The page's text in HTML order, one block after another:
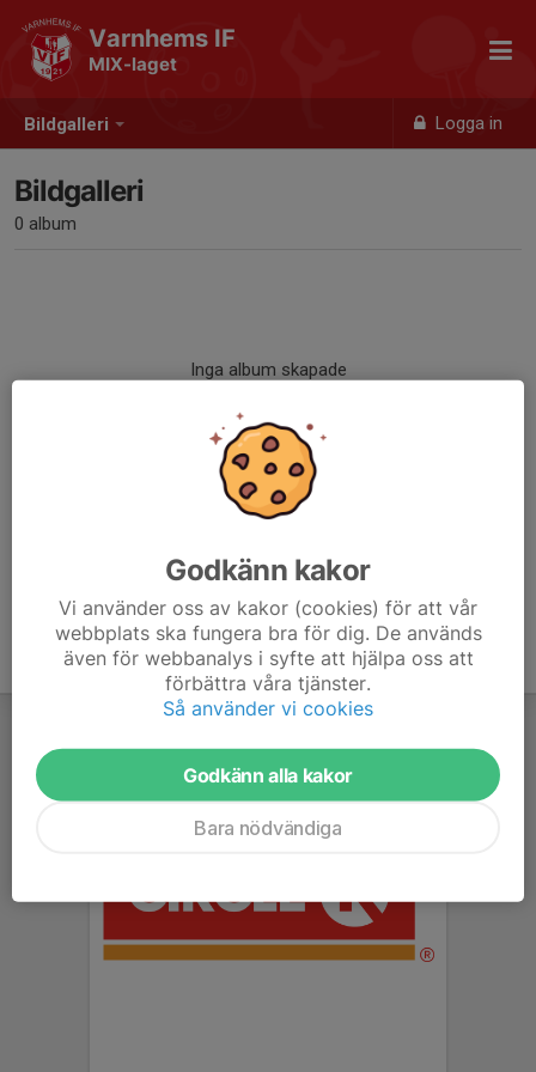
Bildgalleri Logga in
Varnhems IF
MIX-laget
Bildgalleri
0 album
Inga album skapade
Godkänn kakor
Vi använder oss av kakor (cookies) för att vår
webbplats ska fungera bra för dig. De används
även för webbanalys i syfte att hjälpa oss att
förbättra våra tjänster.
Så använder vi cookies
Godkänn alla kakor
Bara nödvändiga